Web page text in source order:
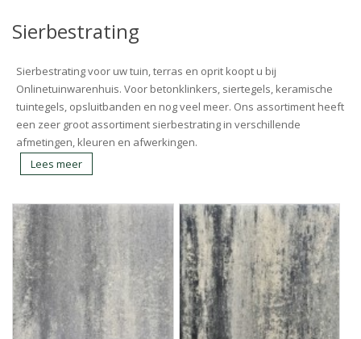
Sierbestrating
Sierbestrating voor uw tuin, terras en oprit koopt u bij
Onlinetuinwarenhuis. Voor betonklinkers, siertegels, keramische
tuintegels, opsluitbanden en nog veel meer. Ons assortiment heeft
een zeer groot assortiment sierbestrating in verschillende
afmetingen, kleuren en afwerkingen.
Lees meer